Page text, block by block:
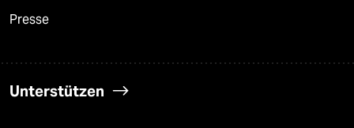
Presse
Unterstützen